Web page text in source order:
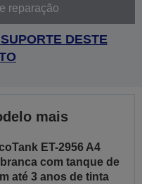
reparação
DESTE
mais
ET-2956 A4
com tanque de
até 3 anos de tinta